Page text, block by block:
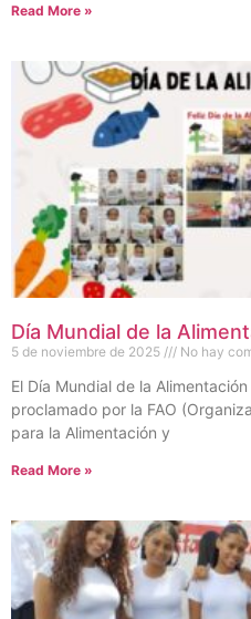
Read More »
Día Mundial de la
5 de noviembre de 2025 No hay
El Día Mundial de la
proclamado por la FAO
para la Alimentación y
Read More »